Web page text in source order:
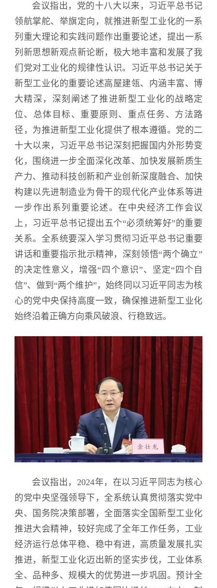
会议指出，党的十八大以来，习近平总书记
领航掌舵、举旗定向，就推进新型工业化的一系
列重大理论和实践问题作出重要论述，提出一系
列新思想新观点新论断，极大地丰富和发展了我
们党对工业化的规律性认识。习近平总书记关于
新型工业化的重要论述高屋建瓴、内涵丰富、博
大精深，深刻阐述了推进新型工业化的战略定
位、总体目标、重要原则、重点任务、方法路
径，为推进新型工业化提供了根本遵循。党的二
十大以来，习近平总书记深刻把握国内外形势变
化，围绕进一步全面深化改革、加快发展新质生
产力、推动科技创新和产业创新深度融合、加快
构建以先进制造业为骨干的现代化产业体系等进
一步作出系列重要论述。在中央经济工作会议
上，习近平总书记提出五个“必须统筹好”的重要
关系。全系统要深入学习贯彻习近平总书记重要
讲话和重要指示批示精神，深刻领悟“两个确立”
的决定性意义，增强“四个意识”、坚定“四个自
信”、做到“两个维护”，始终同以习近平同志为核
心的党中央保持高度一致，确保推进新型工业化
始终沿着正确方向乘风破浪、行稳致远。
会议指出，2024年，在以习近平同志为核心
的党中央坚强领导下，全系统认真贯彻落实党中
央、国务院决策部署，全面落实全国新型工业化
推进大会精神，较好完成了全年工作任务，工业
经济运行总体平稳、稳中有进，高质量发展扎实
推进，新型工业化迈出新的坚实步伐，工业体系
全、品种多、规模大的优势进一步巩固。预计全